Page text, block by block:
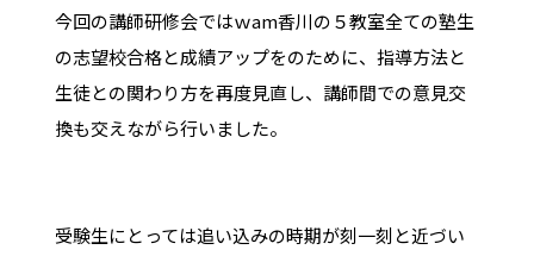
今回の講師研修会ではｗam香川の５教室全ての塾生
の志望校合格と成績アップをのために、指導方法と
生徒との関わり方を再度見直し、講師間での意見交
換も交えながら行いました。
受験生にとっては追い込みの時期が刻一刻と近づい